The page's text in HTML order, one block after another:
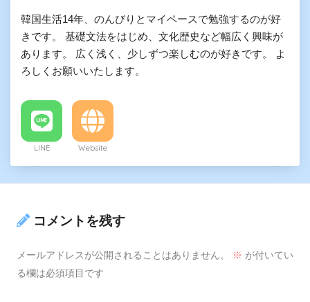
韓国生活14年、のんびりとマイペースで勉強するのが好
きです。 基礎文法をはじめ、文化歴史など幅広く興味が
あります。 広く浅く、少しずつ楽しむのが好きです。 よ
ろしくお願いいたします。
LINE Website
コメントを残す
メールアドレスが公開されることはありません。 ※ が付いてい
る欄は必須項目です